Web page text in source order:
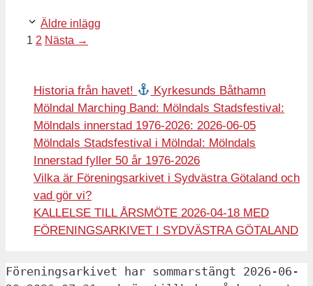
Äldre inlägg
Sida
1 Sida
2 Nästa →
Historia från havet!
Kyrkesunds Båthamn
Mölndal Marching Band: Mölndals Stadsfestival:
Mölndals innerstad 1976-2026: 2026-06-05
Mölndals Stadsfestival i Mölndal: Mölndals
Innerstad fyller 50 år 1976-2026
Vilka är Föreningsarkivet i Sydvästra Götaland och
vad gör vi?
KALLELSE TILL ÅRSMÖTE 2026-04-18 MED
FÖRENINGSARKIVET I SYDVÄSTRA GÖTALAND
Föreningsarkivet har sommarstängt 2026-06-